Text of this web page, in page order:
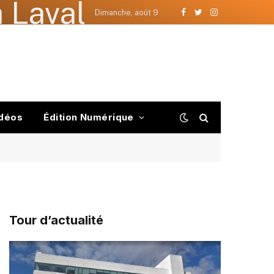
Laval Dimanche, août 9
Facebook
TwitterInstagram
Édition Numérique
Tour d’actualité